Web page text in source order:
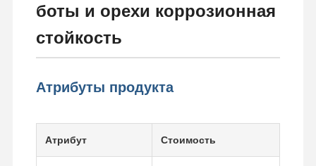
боты и орехи коррозионная
стойкость
Атрибуты продукта
Атрибут Стоимость